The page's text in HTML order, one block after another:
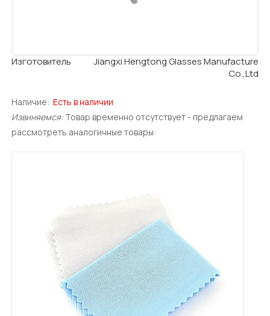
Изготовитель
Jiangxi Hengtong Glasses Manufacture
Cо.,Ltd
Наличие: Есть в наличии
Извиняемся: Товар временно отсутствует - предлагаем
рассмотреть аналогичные товары: